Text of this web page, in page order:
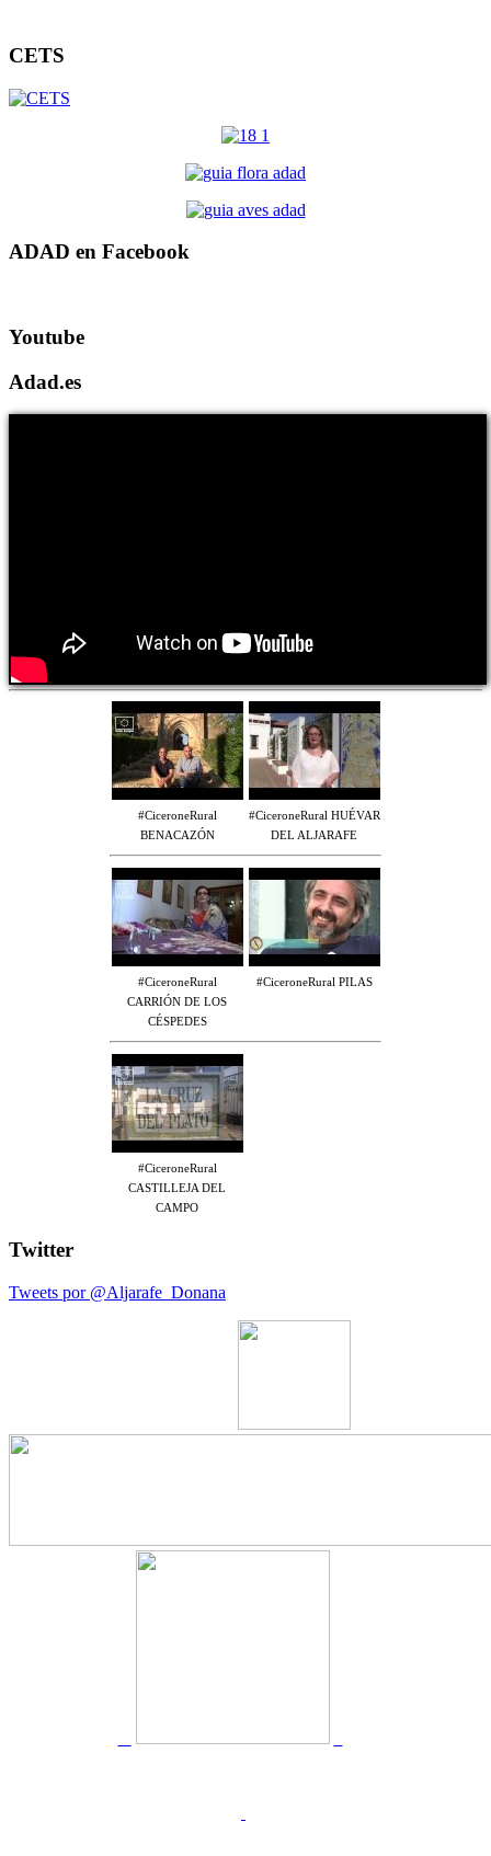
CETS
ADAD en Facebook
Youtube
Adad.es
#CiceroneRural
BENACAZÓN
#CiceroneRural HUÉVAR
DEL ALJARAFE
#CiceroneRural
CARRIÓN DE LOS
CÉSPEDES
#CiceroneRural PILAS
#CiceroneRural
CASTILLEJA DEL
CAMPO
Twitter
Tweets por @Aljarafe_Donana